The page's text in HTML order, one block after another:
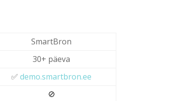
SmartBron
30+ päeva
✅demo.smartbron.ee
🚫